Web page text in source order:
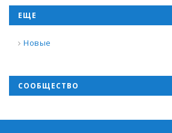
ЕЩЕ
Новые
СООБЩЕСТВО